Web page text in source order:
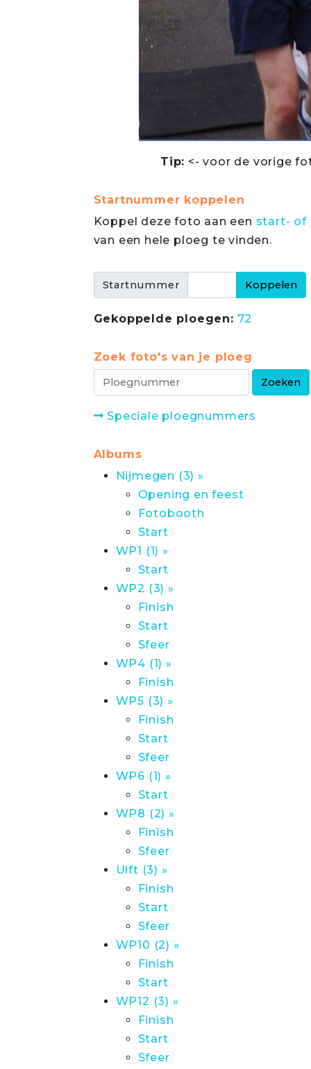
Tip: <- voor de vorige
Startnummer koppelen
Koppel deze foto aan een start- of
van een hele ploeg te vinden.
Startnummer
Gekoppelde ploegen: 72
Zoek foto's van je ploeg
Speciale ploegnummers
Albums
Nijmegen (3) »
Opening en feest
Fotobooth
Start
WP1 (1) »
Start
WP2 (3) »
Finish
Start
Sfeer
WP4 (1) »
Finish
WP5 (3) »
Finish
Start
Sfeer
WP6 (1) »
Start
WP8 (2) »
Finish
Sfeer
Ulft (3) »
Finish
Start
Sfeer
WP10 (2) »
Finish
Start
WP12 (3) »
Finish
Start
Sfeer